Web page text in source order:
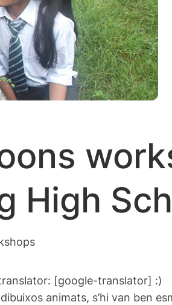
High
[google-translator] :)
animats, s’hi van ben